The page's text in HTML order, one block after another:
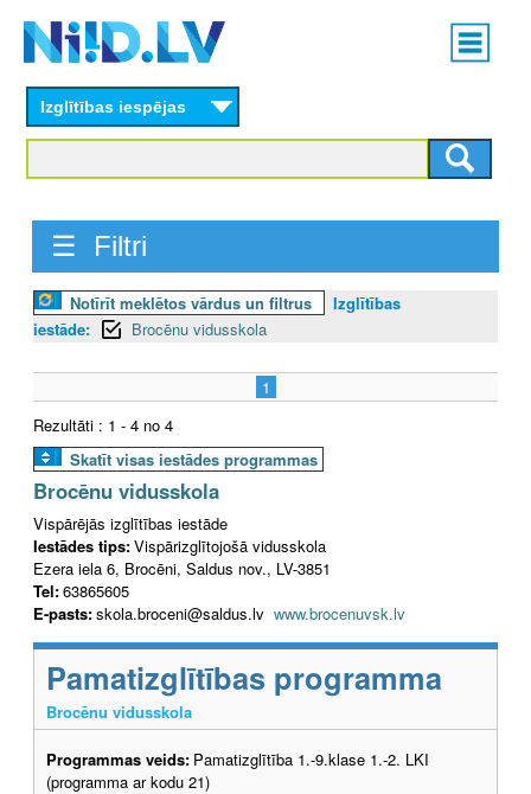
content
Main
menu
Izglītības iespējas
☰ Filtri
Notīrīt meklētos vārdus un filtrus
Izglītības
iestāde:
Brocēnu vidusskola
1
Rezultāti : 1 - 4 no 4
Skatīt visas iestādes programmas
Brocēnu vidusskola
Vispārējās izglītības iestāde
Iestādes tips:Vispārizglītojošā vidusskola
Ezera iela 6, Brocēni, Saldus nov., LV-3851
Tel:63865605
E-pasts:skola.broceni@saldus.lv www.brocenuvsk.lv
Pamatizglītības programma
Brocēnu vidusskola
Programmas veids: Pamatizglītība 1.-9.klase 1.-2. LKI
(programma ar kodu 21)